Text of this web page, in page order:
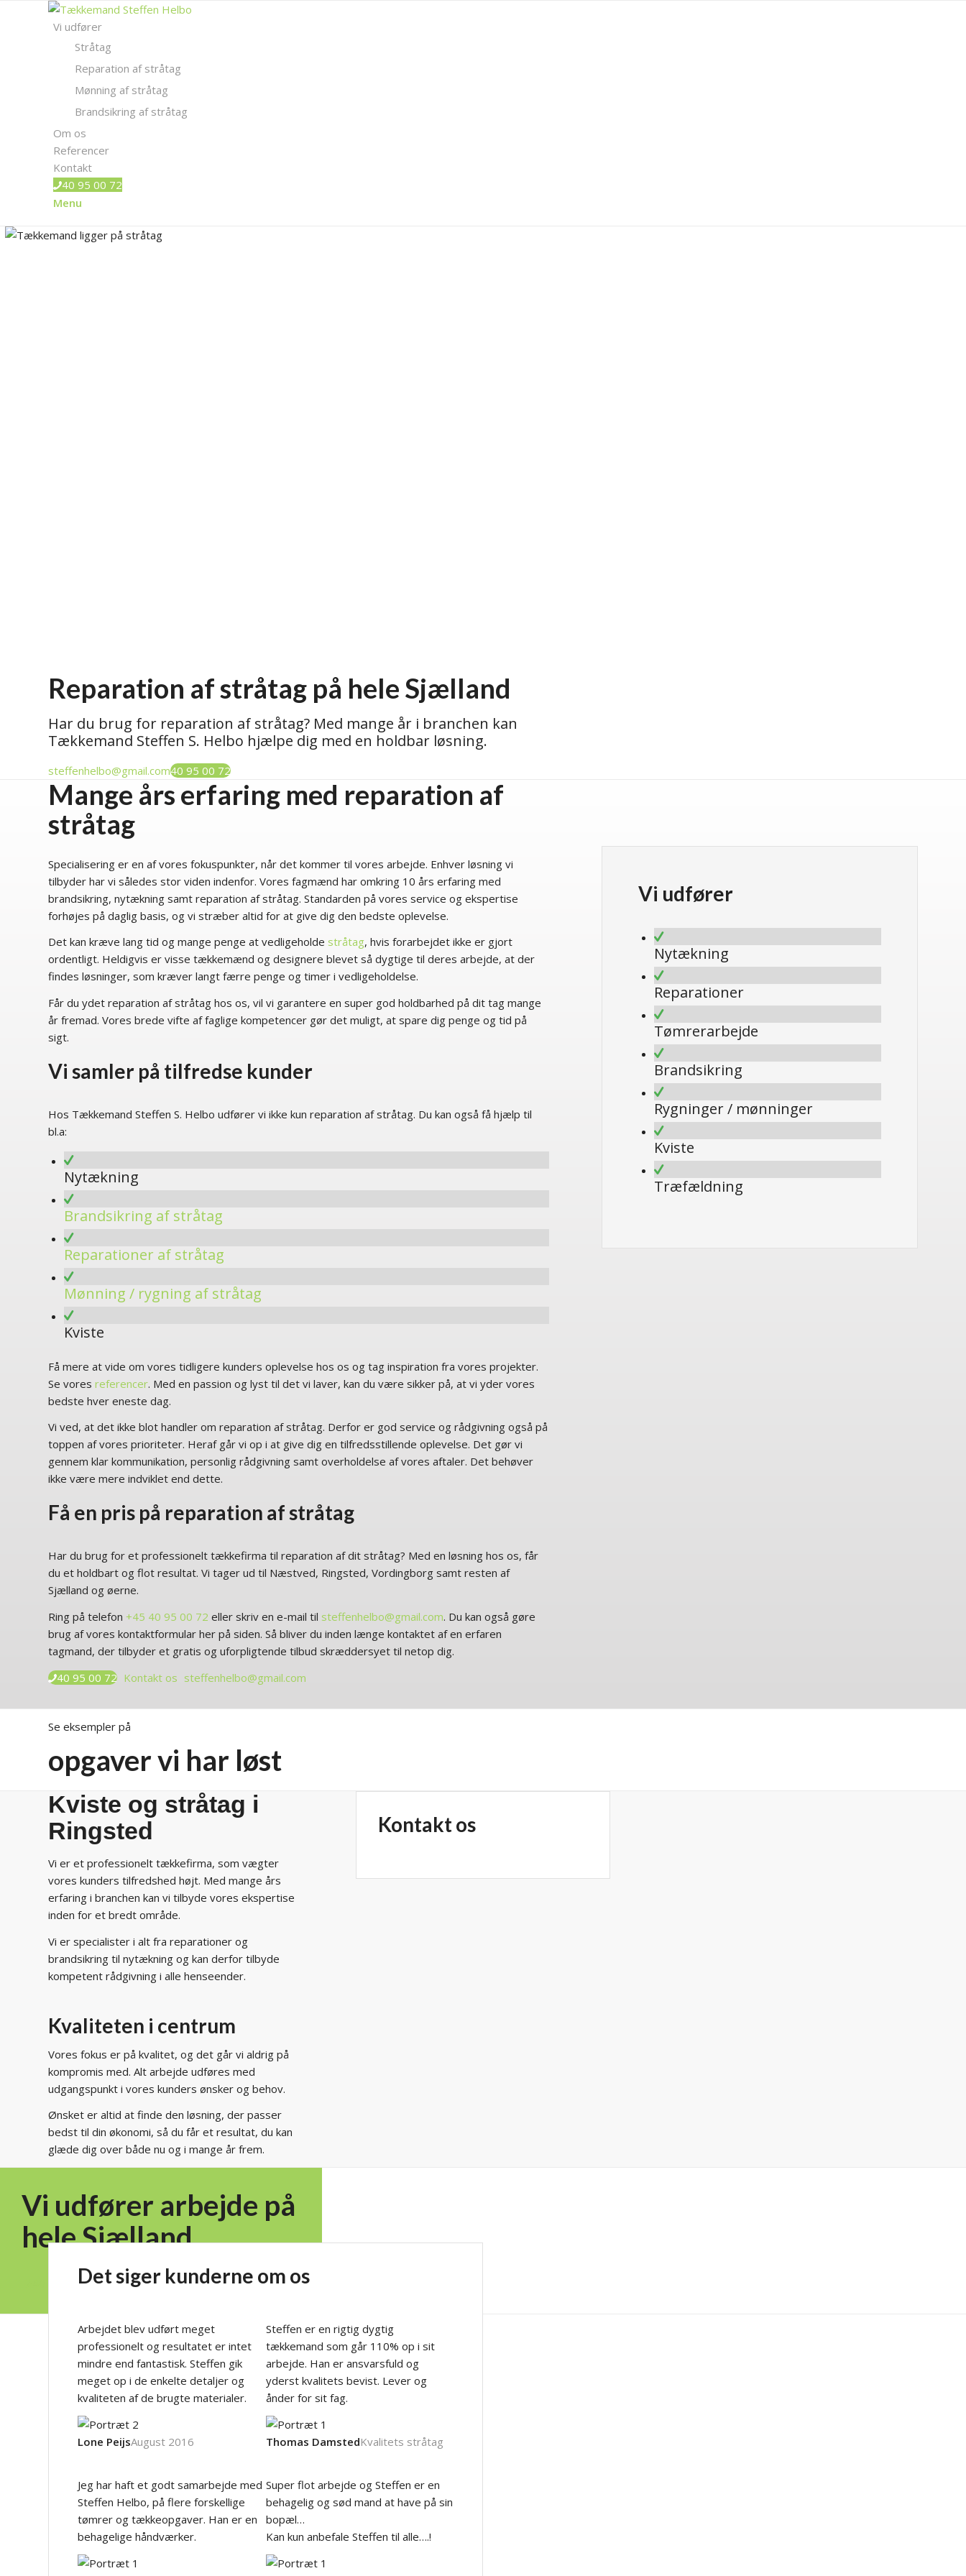
Vi udfører
Stråtag
Reparation af stråtag
Mønning af stråtag
Brandsikring af stråtag
Om os
Referencer
Kontakt
40 95 00 72
Menu
Reparation af stråtag på hele Sjælland
Har du brug for reparation af stråtag? Med mange år i branchen kan
Tækkemand Steffen S. Helbo hjælpe dig med en holdbar løsning.
steffenhelbo@gmail.com40 95 00 72
Mange års erfaring med reparation af
stråtag
Specialisering er en af vores fokuspunkter, når det kommer til vores arbejde. Enhver løsning vi
tilbyder har vi således stor viden indenfor. Vores fagmænd har omkring 10 års erfaring med
brandsikring, nytækning samt reparation af stråtag. Standarden på vores service og ekspertise
forhøjes på daglig basis, og vi stræber altid for at give dig den bedste oplevelse.
Det kan kræve lang tid og mange penge at vedligeholde stråtag, hvis forarbejdet ikke er gjort
ordentligt. Heldigvis er visse tækkemænd og designere blevet så dygtige til deres arbejde, at der
findes løsninger, som kræver langt færre penge og timer i vedligeholdelse.
Får du ydet reparation af stråtag hos os, vil vi garantere en super god holdbarhed på dit tag mange
år fremad. Vores brede vifte af faglige kompetencer gør det muligt, at spare dig penge og tid på
sigt.
Vi samler på tilfredse kunder
Hos Tækkemand Steffen S. Helbo udfører vi ikke kun reparation af stråtag. Du kan også få hjælp til
bl.a:
Nytækning
Brandsikring af stråtag
Reparationer af stråtag
Mønning / rygning af stråtag
Kviste
Få mere at vide om vores tidligere kunders oplevelse hos os og tag inspiration fra vores projekter.
Se vores referencer. Med en passion og lyst til det vi laver, kan du være sikker på, at vi yder vores
bedste hver eneste dag.
Vi ved, at det ikke blot handler om reparation af stråtag. Derfor er god service og rådgivning også på
toppen af vores prioriteter. Heraf går vi op i at give dig en tilfredsstillende oplevelse. Det gør vi
gennem klar kommunikation, personlig rådgivning samt overholdelse af vores aftaler. Det behøver
ikke være mere indviklet end dette.
Få en pris på reparation af stråtag
Har du brug for et professionelt tækkefirma til reparation af dit stråtag? Med en løsning hos os, får
du et holdbart og flot resultat. Vi tager ud til Næstved, Ringsted, Vordingborg samt resten af
Sjælland og øerne.
Ring på telefon +45 40 95 00 72 eller skriv en e-mail til steffenhelbo@gmail.com. Du kan også gøre
brug af vores kontaktformular her på siden. Så bliver du inden længe kontaktet af en erfaren
tagmand, der tilbyder et gratis og uforpligtende tilbud skræddersyet til netop dig.
40 95 00 72 Kontakt os steffenhelbo@gmail.com
Vi udfører
Nytækning
Reparationer
Tømrerarbejde
Brandsikring
Rygninger / mønninger
Kviste
Træfældning
Se eksempler på
opgaver vi har løst
Kviste og stråtag i
Ringsted
​Vi er et professionelt tækkefirma, som vægter
vores kunders tilfredshed højt. Med mange års
erfaring i branchen kan vi tilbyde vores ekspertise
inden for et bredt område.​
Vi er specialister i alt fra reparationer og
brandsikring til nytækning og kan derfor tilbyde
kompetent rådgivning i alle henseender.
Kvaliteten i centrum
Vores fokus er på kvalitet, og det går vi aldrig på
kompromis med. Alt arbejde udføres med
udgangspunkt i vores kunders ønsker og behov.​
Ønsket er altid at finde den løsning, der passer
bedst til din økonomi, så du får et resultat, du kan
glæde dig over både nu og i mange år frem.
Kontakt os
Vi udfører arbejde på
hele Sjælland
40 95 00 72Det siger kunderne om os
Arbejdet blev udført meget
professionelt og resultatet er intet
mindre end fantastisk. Steffen gik
meget op i de enkelte detaljer og
kvaliteten af de brugte materialer.
Lone PeijsAugust 2016
Steffen er en rigtig dygtig
tækkemand som går 110% op i sit
arbejde. Han er ansvarsfuld og
yderst kvalitets bevist. Lever og
ånder for sit fag.
Thomas DamstedKvalitets stråtag
Jeg har haft et godt samarbejde med
Steffen Helbo, på flere forskellige
tømrer og tækkeopgaver. Han er en
behagelige håndværker.
Super flot arbejde og Steffen er en
behagelig og sød mand at have på sin
bopæl…
Kan kun anbefale Steffen til alle….!